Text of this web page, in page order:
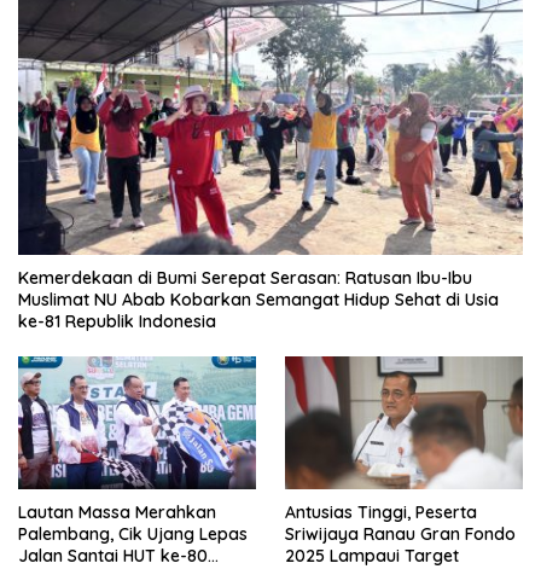
Kemerdekaan di Bumi Serepat Serasan: Ratusan Ibu-Ibu
Muslimat NU Abab Kobarkan Semangat Hidup Sehat di Usia
ke-81 Republik Indonesia
Lautan Massa Merahkan
Palembang, Cik Ujang Lepas
Jalan Santai HUT ke-80
Antusias Tinggi, Peserta
Sriwijaya Ranau Gran Fondo
2025 Lampaui Target